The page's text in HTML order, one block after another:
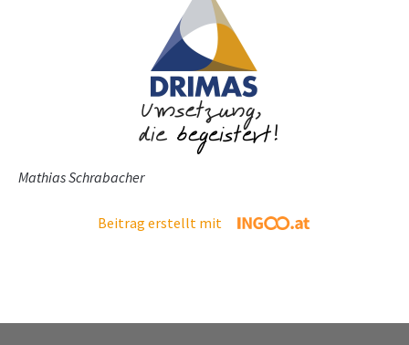
Mathias Schrabacher
Beitrag erstellt mit